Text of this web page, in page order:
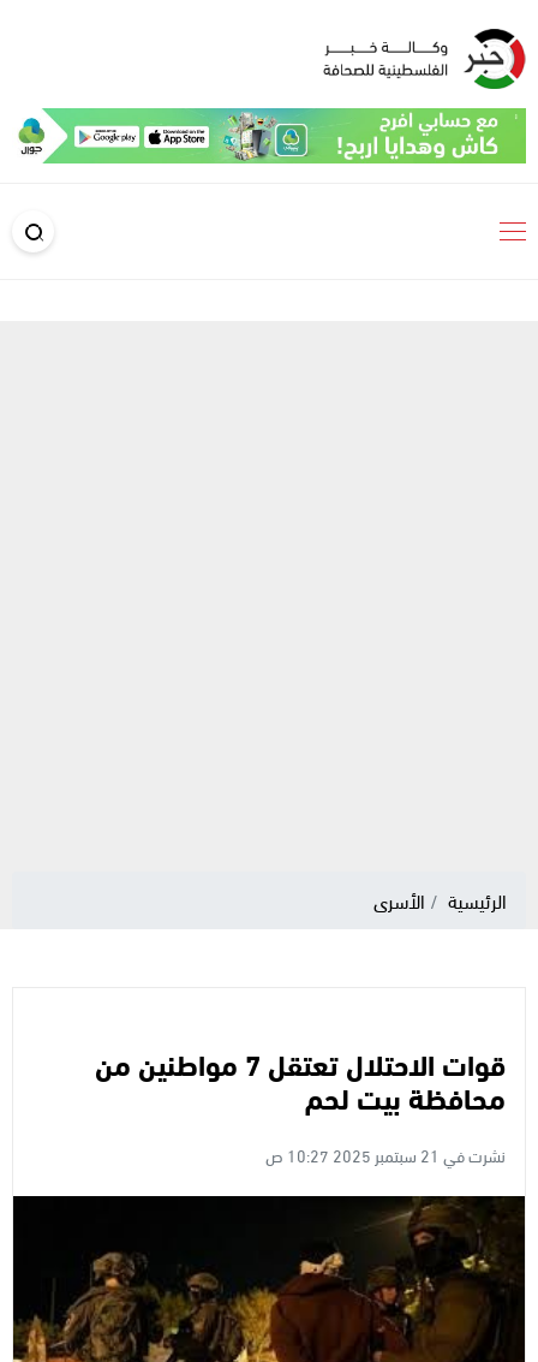
الرئيسية الأسرى
قوات الاحتلال تعتقل 7 مواطنين من
محافظة بيت لحم
نشرت في 21 سبتمبر 2025 10:27 ص